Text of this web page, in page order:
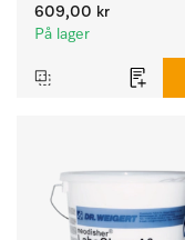
609,00 kr
På lager